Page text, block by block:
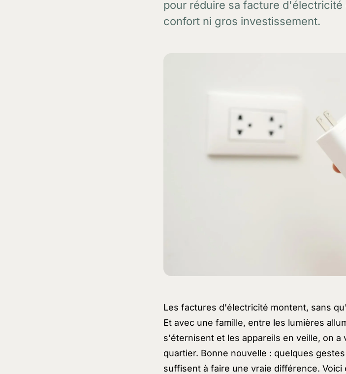
pour réduire sa facture d'électricité
confort ni gros investissement.
Les factures d'électricité montent, sans
Et avec une famille, entre les lumières
s'éternisent et les appareils en veille, on
quartier. Bonne nouvelle : quelques
suffisent à faire une vraie différence.